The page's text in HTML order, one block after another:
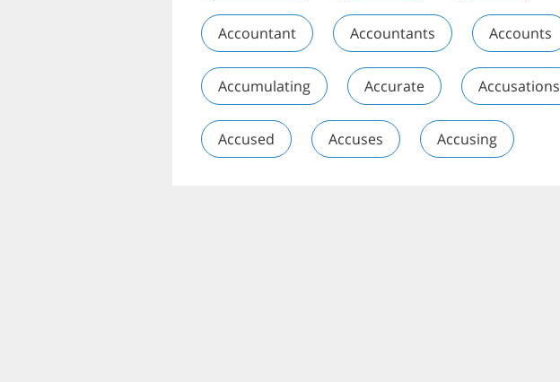
Accountant Accountants Accounts
Accumulating Accurate Accusations
Accused Accuses Accusing